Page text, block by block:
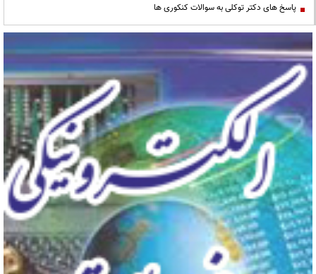
پاسخ های دکتر توکلی به سوالات کنکوری ها